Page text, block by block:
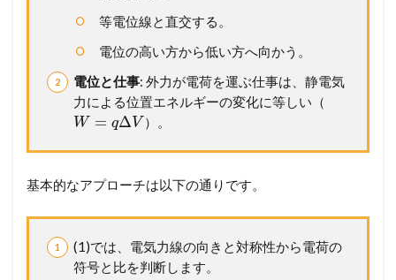
完
マ
タ
ー
講
問
1
0
2
(
等電位線と直交する。
電位の高い方から低い方へ向かう。
電位と仕事: 外力が電荷を運ぶ仕事は、静電気
力による位置エネルギーの変化に等しい（
W = qΔV ）。
基本的なアプローチは以下の通りです。
(1)では、電気力線の向きと対称性から電荷の
符号と比を判断します。